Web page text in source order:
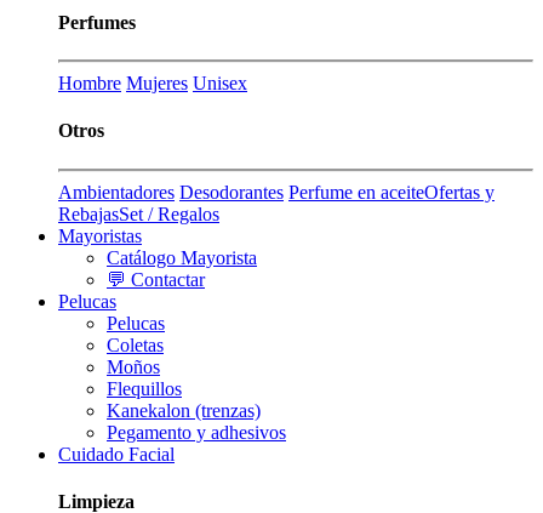
Perfumes
Hombre Mujeres Unisex
Otros
Ambientadores Desodorantes Perfume en aceiteOfertas y
RebajasSet / Regalos
Mayoristas
Catálogo Mayorista
💬 Contactar
Pelucas
Pelucas
Coletas
Moños
Flequillos
Kanekalon (trenzas)
Pegamento y adhesivos
Cuidado Facial
Limpieza